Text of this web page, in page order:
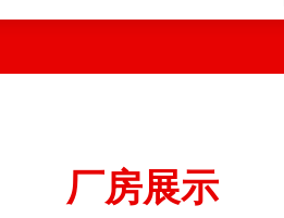
厂房展示